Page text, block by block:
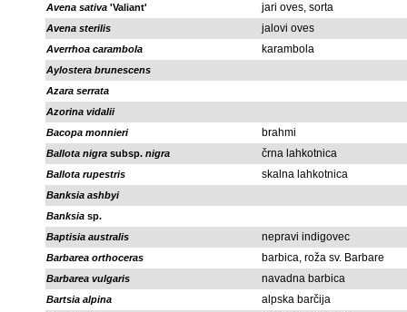
Avena sativa 'Valiant' jari oves, sorta
Avena sterilis jalovi oves
Averrhoa carambola karambola
Aylostera brunescens
Azara serrata
Azorina vidalii
Bacopa monnieri
brahmi
Ballota nigra subsp. nigra črna lahkotnica
Ballota rupestris skalna lahkotnica
Banksia ashbyi
Banksia sp.
Baptisia australis
nepravi indigovec
Barbarea orthoceras barbica, roža sv. Barbare
Barbarea vulgaris navadna barbica
Bartsia alpina alpska barčija